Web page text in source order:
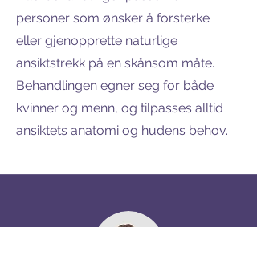
personer som ønsker å forsterke
eller gjenopprette naturlige
ansiktstrekk på en skånsom måte.
Behandlingen egner seg for både
kvinner og menn, og tilpasses alltid
ansiktets anatomi og hudens behov.